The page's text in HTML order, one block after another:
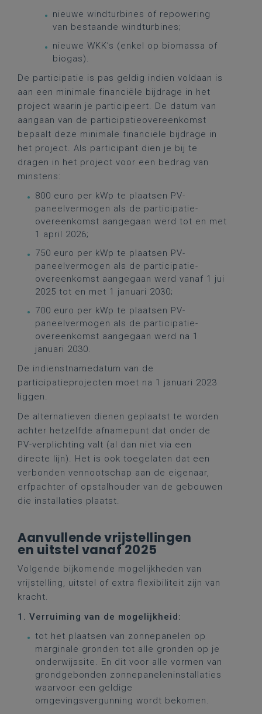
nieuwe windturbines of repowering
van bestaande windturbines;
nieuwe WKK’s (enkel op biomassa of
biogas).
De participatie is pas geldig indien voldaan is
aan een minimale financiële bijdrage in het
project waarin je participeert. De datum van
aangaan van de participatieovereenkomst
bepaalt deze minimale financiële bijdrage in
het project. Als participant dien je bij te
dragen in het project voor een bedrag van
minstens:
800 euro per kWp te plaatsen PV-
paneelvermogen als de participatie-
overeenkomst aangegaan werd tot en met
1 april 2026;
750 euro per kWp te plaatsen PV-
paneelvermogen als de participatie-
overeenkomst aangegaan werd vanaf 1 jui
2025 tot en met 1 januari 2030;
700 euro per kWp te plaatsen PV-
paneelvermogen als de participatie-
overeenkomst aangegaan werd na 1
januari 2030.
De indienstnamedatum van de
participatieprojecten moet na 1 januari 2023
liggen.
De alternatieven dienen geplaatst te worden
achter hetzelfde afnamepunt dat onder de
PV-verplichting valt (al dan niet via een
directe lijn). Het is ook toegelaten dat een
verbonden vennootschap aan de eigenaar,
erfpachter of opstalhouder van de gebouwen
die installaties plaatst.
Aanvullende vrijstellingen
en uitstel vanaf 2025
Volgende bijkomende mogelijkheden van
vrijstelling, uitstel of extra flexibiliteit zijn van
kracht.
1. Verruiming van de mogelijkheid:
tot het plaatsen van zonnepanelen op
marginale gronden tot alle gronden op je
onderwijssite. En dit voor alle vormen van
grondgebonden zonnepaneleninstallaties
waarvoor een geldige
omgevingsvergunning wordt bekomen.